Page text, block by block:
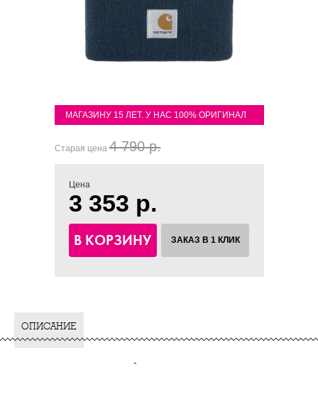
МАГАЗИНУ 15 ЛЕТ. У НАС 100% ОРИГИНАЛ
Старая цена4 790 р.
Цена
3 353 р.
В КОРЗИНУ ЗАКАЗ В 1 КЛИК
ОПИСАНИЕ
-